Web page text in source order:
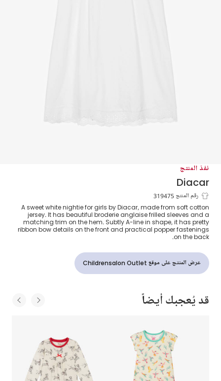
نفذ المنتج
Diacar
قميص نوم قطن جيرسي لون أبيض للبنات
رقم المنتج 319475
A sweet white nightie for girls by Diacar, made from soft cotton
jersey. It has beautiful broderie anglaise frilled sleeves and a
matching trim on the hem. Subtly A-line in shape, it has pretty
ribbon bow details on the front and practical popper fastenings
on the back.
عرض المنتج على موقع Childrensalon Outlet
قد يُعجبك أيضاً